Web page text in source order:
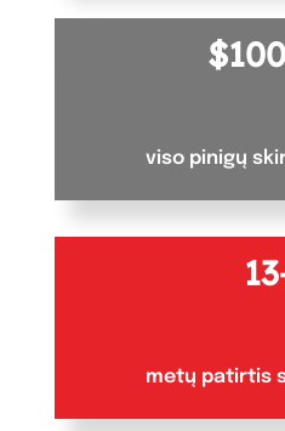
viso pinigų
metų patirtis